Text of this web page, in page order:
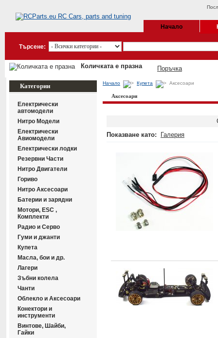
Начало
Търсене:
Количката е празна Поръчка
Начало Купета Аксесоари
Аксесоари
Показване като:
Галерия
Категории
Електрически
автомодели
Нитро Модели
Електрически
Авиомодели
Електрически лодки
Резервни Части
Нитро Двигатели
Гориво
Нитро Аксесоари
Батерии и зарядни
Мотори, ESC ,
Комплекти
Радиo и Серво
Гуми и джанти
Купета
Масла, бои и др.
Лагери
Зъбни колела
Чанти
Облекло и Аксесоари
Конектори и
инструменти
Винтове, Шайби,
Гайки